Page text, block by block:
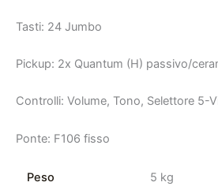
Tasti: 24 Jumbo
Pickup: 2x Quantum (H) passivo/
Controlli: Volume, Tono, Selettore 5-
Ponte: F106 fisso
Peso 5 kg